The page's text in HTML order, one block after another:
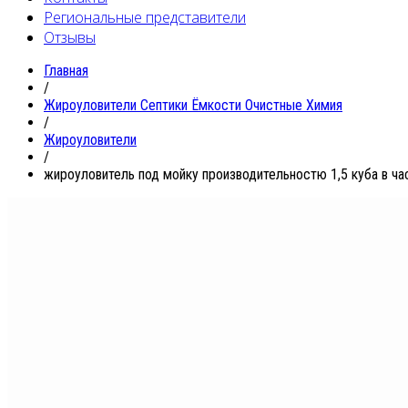
Региональные представители
Отзывы
Главная
/
Жироуловители Септики Ёмкости Очистные Химия
/
Жироуловители
/
жироуловитель под мойку производительностю 1,5 куба в